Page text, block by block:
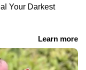
വെളിച്ചെണ്ണ